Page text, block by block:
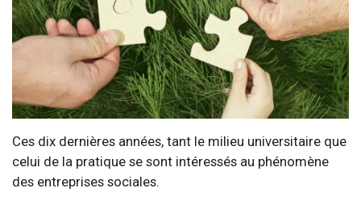
Ces dix dernières années, tant le milieu universitaire que
celui de la pratique se sont intéressés au phénomène
des entreprises sociales.